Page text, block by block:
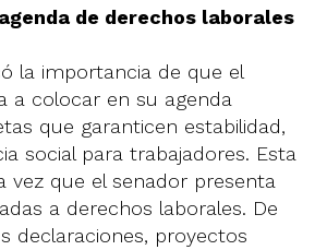
de derechos laborales
la importancia de que el
a colocar en su agenda
que garanticen estabilidad,
social para trabajadores. Esta
vez que el senador presenta
a derechos laborales. De
declaraciones, proyectos